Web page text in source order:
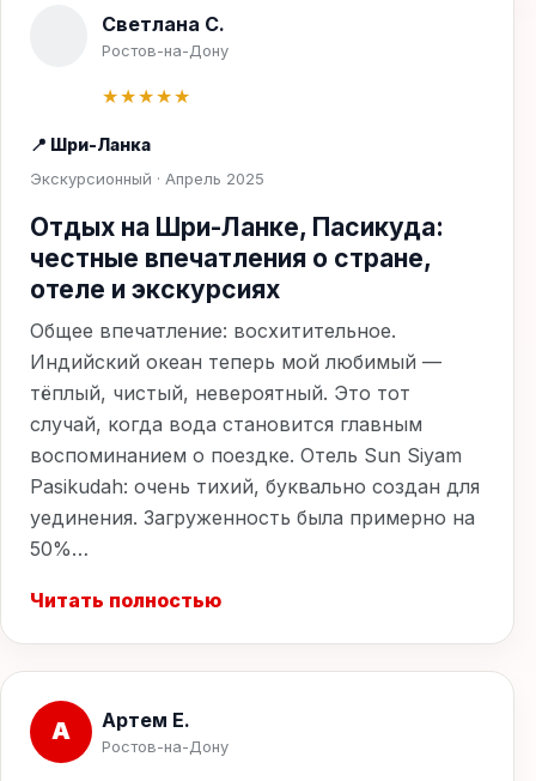
Светлана С.
Ростов-на-Дону
★★★★★
📍 Шри-Ланка
Экскурсионный · Апрель 2025
Отдых на Шри-Ланке, Пасикуда:
честные впечатления о стране,
отеле и экскурсиях
Общее впечатление: восхитительное.
Индийский океан теперь мой любимый —
тёплый, чистый, невероятный. Это тот
случай, когда вода становится главным
воспоминанием о поездке. Отель Sun Siyam
Pasikudah: очень тихий, буквально создан для
уединения. Загруженность была примерно на
50%…
Читать полностью
А Артем Е.
Ростов-на-Дону